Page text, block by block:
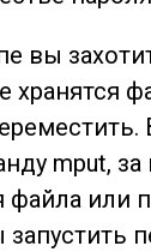
вы
хранятся
mput, за
файла или
запустить